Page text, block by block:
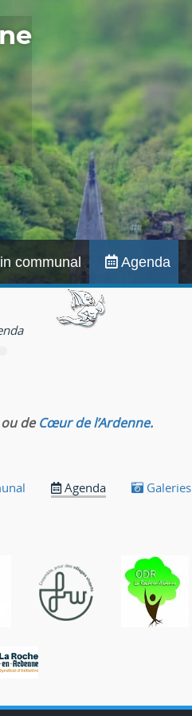
communal Agenda
deCœur de l’Ardenne.
Agenda Galeries